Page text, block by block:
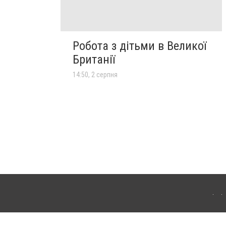
Робота з дітьми в Великої
Британії
14:50, 2 серпня